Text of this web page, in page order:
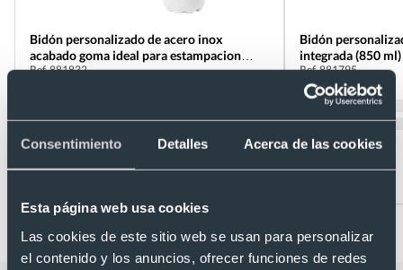
Consentimiento Detalles Acerca de las cookies
Esta página web usa cookies
Las cookies de este sitio web se usan para personalizar
el contenido y los anuncios, ofrecer funciones de redes
Bidón personalizado de acero inox
acabado goma ideal para estampacion
laser (790 ml)
Ref. 881832
Bidón
integrada (850 ml)
Ref. 881795
Recíbelo